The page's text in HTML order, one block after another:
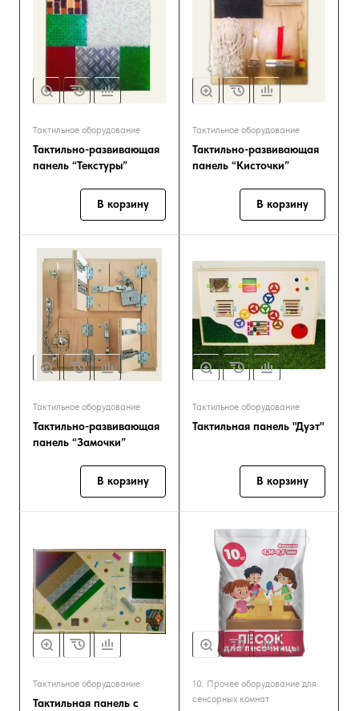
Тактильное оборудование
Тактильно-развивающая
панель “Текстуры”
В корзину
Тактильное оборудование
Тактильно-развивающая
панель “Кисточки”
В корзину
Тактильное оборудование
Тактильно-развивающая
панель “Замочки”
В корзину
Тактильное оборудование
Тактильная панель "Дуэт"
В корзину
Тактильное оборудование
Тактильная панель с
10. Прочее оборудование для
сенсорных комнат